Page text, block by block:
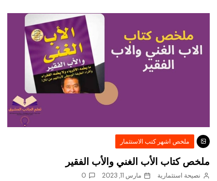
ملخص اشهر كتب الاستثمار
ملخص كتاب الأب الغني والأب الفقير
نصيحة استثمارية مارس 11, 2023 0